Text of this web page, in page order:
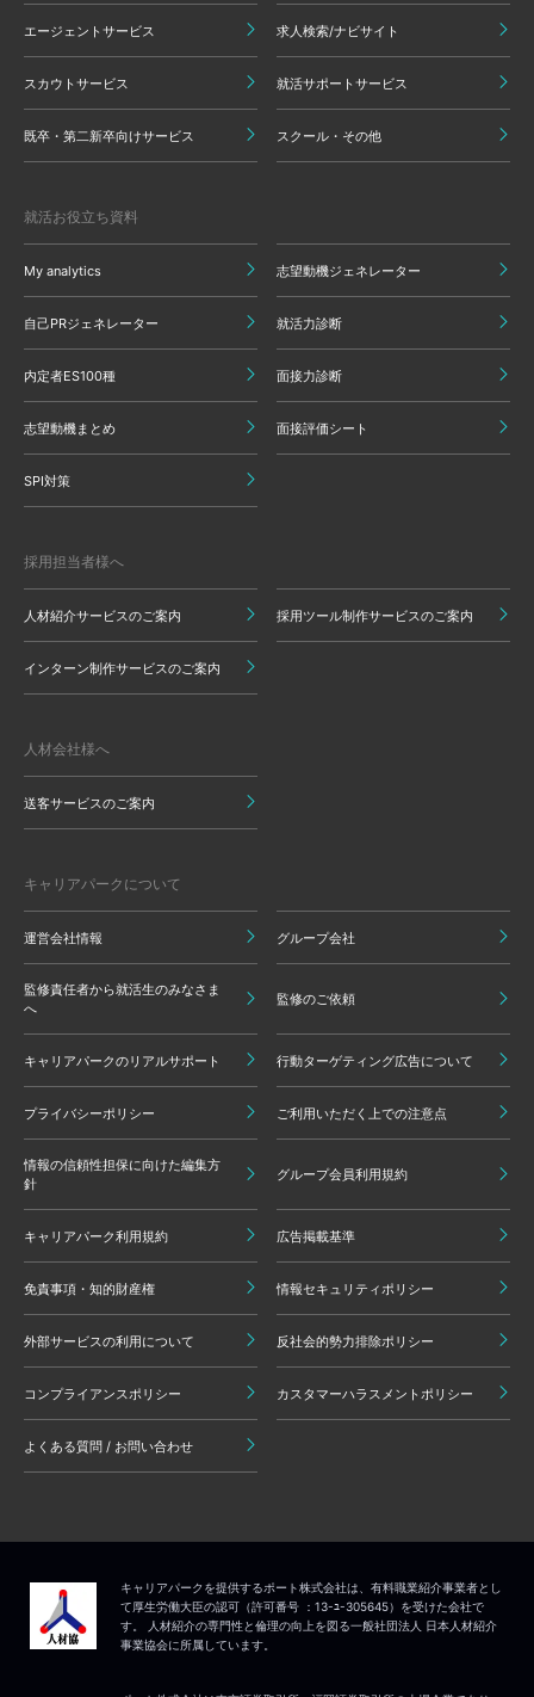
エージェントサービス 求人検索/ナビサイト
スカウトサービス 就活サポートサービス
既卒・第二新卒向けサービス スクール・その他
就活お役立ち資料
My analytics 志望動機ジェネレーター
自己PRジェネレーター 就活力診断
内定者ES100種 面接力診断
志望動機まとめ 面接評価シート
SPI対策
採用担当者様へ
人材紹介サービスのご案内 採用ツール制作サービスのご案内
インターン制作サービスのご案内
人材会社様へ
送客サービスのご案内
キャリアパークについて
運営会社情報 グループ会社
監修責任者から就活生のみなさま
へ
監修のご依頼
キャリアパークのリアルサポート 行動ターゲティング広告について
プライバシーポリシー ご利用いただく上での注意点
情報の信頼性担保に向けた編集方
針
グループ会員利用規約
キャリアパーク利用規約 広告掲載基準
免責事項・知的財産権 情報セキュリティポリシー
外部サービスの利用について 反社会的勢力排除ポリシー
コンプライアンスポリシー カスタマーハラスメントポリシー
よくある質問 / お問い合わせ